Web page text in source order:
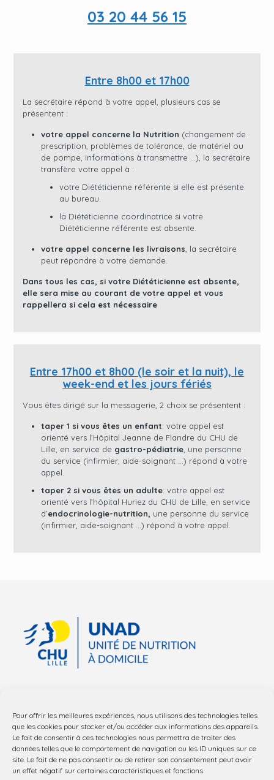
Pour offrir les meilleures expériences, nous utilisons des technologies telles
que les cookies pour stocker et/ou accéder aux informations des appareils.
Le fait de consentir à ces technologies nous permettra de traiter des
données telles que le comportement de navigation ou les ID uniques sur ce
site. Le fait de ne pas consentir ou de retirer son consentement peut avoir
un effet négatif sur certaines caractéristiques et fonctions.
03 20 44 56 15
Entre 8h00 et 17h00
La secrétaire répond à votre appel, plusieurs cas se
présentent :
votre appel concerne la Nutrition (changement de
prescription, problèmes de tolérance, de matériel ou
de pompe, informations à transmettre …), la secrétaire
transfère votre appel à :
votre Diététicienne référente si elle est présente
au bureau.
la Diététicienne coordinatrice si votre
Diététicienne référente est absente.
votre appel concerne les livraisons , la secrétaire
peut répondre à votre demande.
Dans tous les cas, si votre Diététicienne est absente,
elle sera mise au courant de votre appel et vous
rappellera si cela est nécessaire
Entre 17h00 et 8h00 (le soir et la nuit), le
week-end et les jours fériés
Vous êtes dirigé sur la messagerie, 2 choix se présentent :
taper 1 si vous êtes un enfant: votre appel est
orienté vers l’Hôpital Jeanne de Flandre du CHU de
Lille, en service de gastro-pédiatrie, une personne
du service (infirmier, aide-soignant …) répond à votre
appel.
taper 2 si vous êtes un adulte: votre appel est
orienté vers l’hôpital Huriez du CHU de Lille, en service
d’endocrinologie-nutrition, une personne du service
(infirmier, aide-soignant …) répond à votre appel.
Nous contacter
03 20 44 56 15